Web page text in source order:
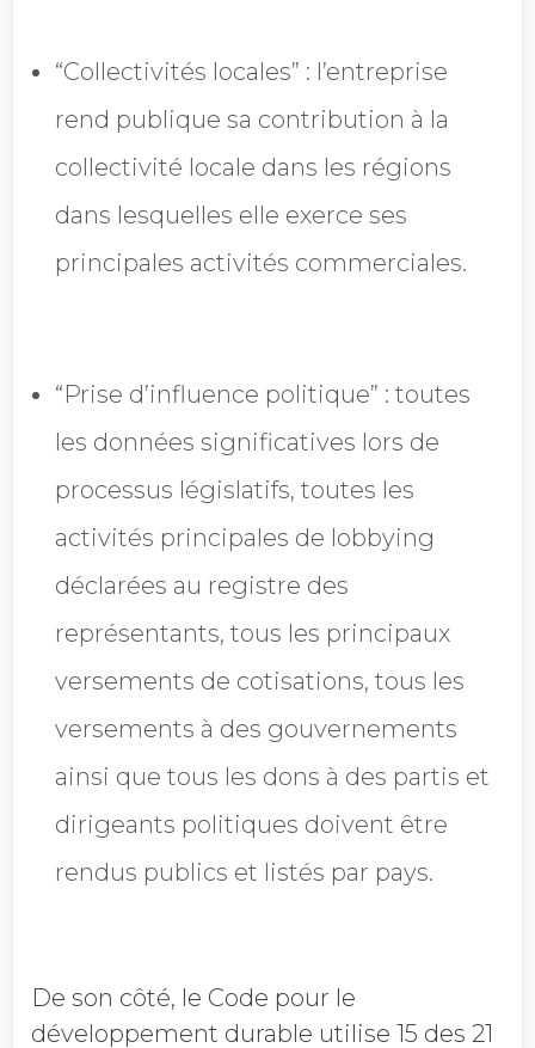
“Collectivités locales” : l’entreprise
rend publique sa contribution à la
collectivité locale dans les régions
dans lesquelles elle exerce ses
principales activités commerciales.
“Prise d’influence politique” : toutes
les données significatives lors de
processus législatifs, toutes les
activités principales de lobbying
déclarées au registre des
représentants, tous les principaux
versements de cotisations, tous les
versements à des gouvernements
ainsi que tous les dons à des partis et
dirigeants politiques doivent être
rendus publics et listés par pays.
De son côté, le Code pour le
développement durable utilise 15 des 21